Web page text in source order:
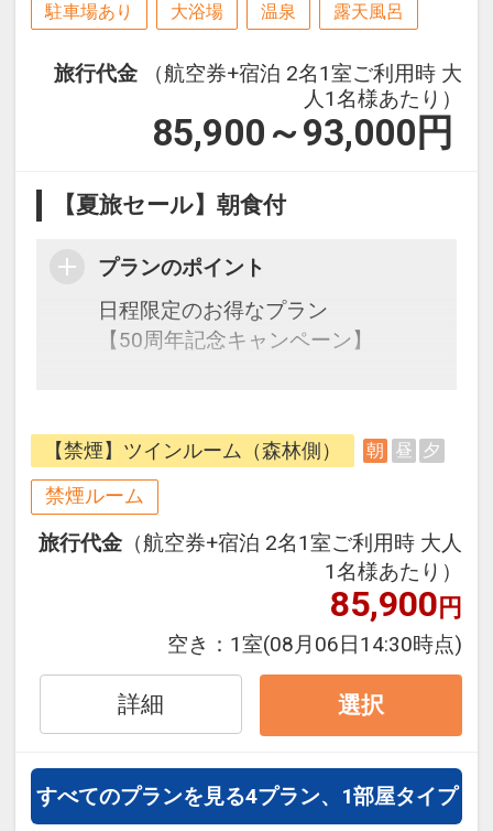
駐車場あり 大浴場 温泉 露天風呂
旅行代金
（航空券+宿泊 2名1室ご利用時 大
人1名様あたり）
85,900～93,000 円
【夏旅セール】朝食付
プランのポイント
日程限定のお得なプラン
【50周年記念キャンペーン】
たスタンダードの＜朝食付き＞プラ
ンです。
フライトと宿泊を自由に組み合わせ
できるダイナミックパッケージだか
ら、一都市滞在はもちろん周遊旅行
旅行期間中の1泊だけの宿泊や延
泊・飛び泊なども自由自在です。
トマイルが50%貯まります。
阿蘇の美しい外輪山のパノラマを一
【禁煙】ツインルーム（森林側） 朝 昼 夕
禁煙ルーム
旅行代金 （航空券+宿泊 2名1室ご利用時 大人
1名様あたり）
85,900円
空き： 1室(08月06日14:30時点)
詳細 選択
すべてのプランを見る4プラン、1部屋タイプ